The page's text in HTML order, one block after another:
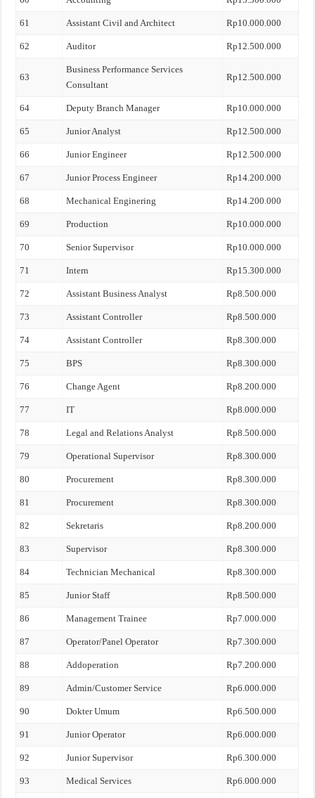
61 Assistant Civil and Architect Rp10.000.000
62 Auditor Rp12.500.000
63
Business Performance Services
Consultant
Rp12.500.000
64 Deputy Branch Manager Rp10.000.000
65 Junior Analyst Rp12.500.000
66 Junior Engineer Rp12.500.000
67 Junior Process Engineer Rp14.200.000
68 Mechanical Enginering Rp14.200.000
69 Production Rp10.000.000
70 Senior Supervisor Rp10.000.000
71 Intern Rp15.300.000
72 Assistant Business Analyst Rp8.500.000
73 Assistant Controller Rp8.500.000
74 Assistant Controller Rp8.300.000
75 BPS Rp8.300.000
76 Change Agent Rp8.200.000
77 IT Rp8.000.000
78 Legal and Relations Analyst Rp8.500.000
79 Operational Supervisor Rp8.300.000
80 Procurement Rp8.300.000
81 Procurement Rp8.300.000
82 Sekretaris Rp8.200.000
83 Supervisor Rp8.300.000
84 Technician Mechanical Rp8.300.000
85 Junior Staff Rp8.500.000
86 Management Trainee Rp7.000.000
87 Operator/Panel Operator Rp7.300.000
88 Addoperation Rp7.200.000
89 Admin/Customer Service Rp6.000.000
90 Dokter Umum Rp6.500.000
91 Junior Operator Rp6.000.000
92 Junior Supervisor Rp6.300.000
93 Medical Services Rp6.000.000